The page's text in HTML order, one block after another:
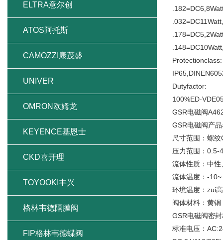
Protectionclass:
Dutyfactor:
100%ED-
GSR电磁阀
GSR电磁阀产
尺寸范围：螺
压力范围：0.5-
流体性质：中
流体温度：-
环境温度：zui
阀体材料：黄铜
GSR电磁阀密
标准电压：
ELTRA意尔创
ATOS阿托斯
CAMOZZI康茂盛
UNIVER
OMRON欧姆龙
KEYENCE基恩士
CKD喜开理
TOYOOKI丰兴
格林韦德隔膜阀
FIP格林韦德蝶阀